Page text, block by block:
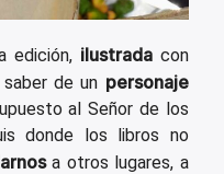
edición, ilustradacon
de un personaje
al Señor de los
donde los libros no
a otros lugares, a